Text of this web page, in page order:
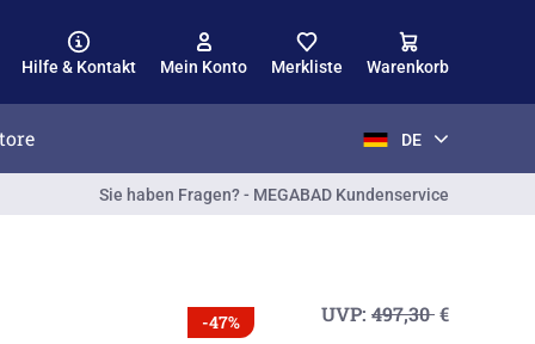
Hilfe & Kontakt Mein Konto Merkliste Warenkorb
DE
Sie haben Fragen? - MEGABAD Kundenservice
-47% UVP: 497,30€